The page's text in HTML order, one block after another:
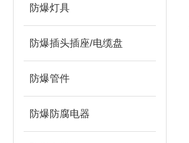
防爆灯具
防爆插头插座/电缆盘
防爆管件
防爆防腐电器